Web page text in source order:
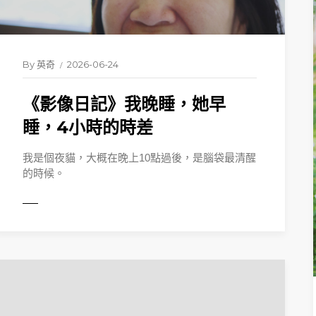
By英奇 2026-06-24
《影像日記》我晚睡，她早
睡，4小時的時差
我是個夜貓，大概在晚上10點過後，是腦袋最清醒
的時候。